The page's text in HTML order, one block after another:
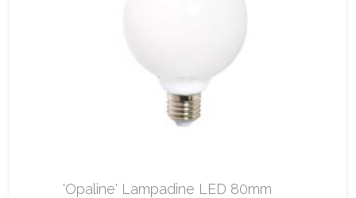
'Opaline' Lampadine LED 80mm